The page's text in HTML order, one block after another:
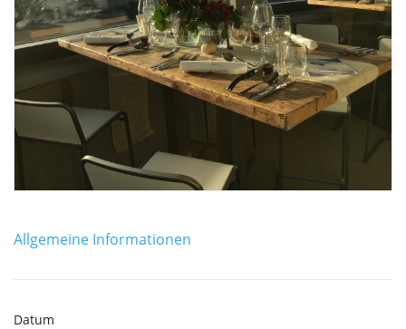
Allgemeine Informationen
Datum